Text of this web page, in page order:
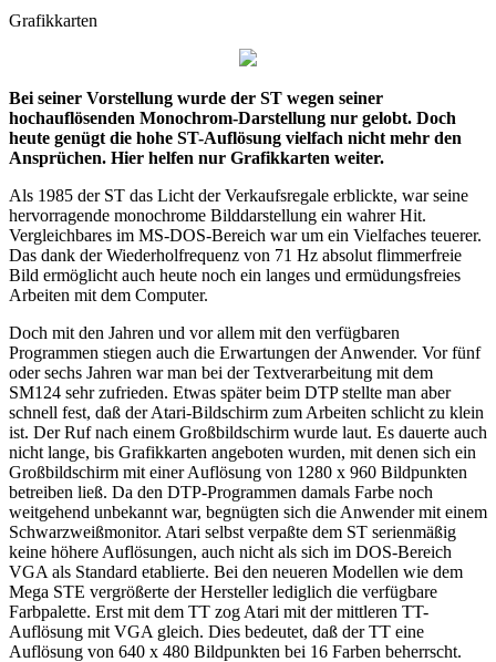
Grafikkarten
Bei seiner Vorstellung wurde der ST wegen seiner
hochauflösenden Monochrom-Darstellung nur gelobt. Doch
heute genügt die hohe ST-Auflösung vielfach nicht mehr den
Ansprüchen. Hier helfen nur Grafikkarten weiter.
Als 1985 der ST das Licht der Verkaufsregale erblickte, war seine
hervorragende monochrome Bilddarstellung ein wahrer Hit.
Vergleichbares im MS-DOS-Bereich war um ein Vielfaches teuerer.
Das dank der Wiederholfrequenz von 71 Hz absolut flimmerfreie
Bild ermöglicht auch heute noch ein langes und ermüdungsfreies
Arbeiten mit dem Computer.
Doch mit den Jahren und vor allem mit den verfügbaren
Programmen stiegen auch die Erwartungen der Anwender. Vor fünf
oder sechs Jahren war man bei der Textverarbeitung mit dem
SM124 sehr zufrieden. Etwas später beim DTP stellte man aber
schnell fest, daß der Atari-Bildschirm zum Arbeiten schlicht zu klein
ist. Der Ruf nach einem Großbildschirm wurde laut. Es dauerte auch
nicht lange, bis Grafikkarten angeboten wurden, mit denen sich ein
Großbildschirm mit einer Auflösung von 1280 x 960 Bildpunkten
betreiben ließ. Da den DTP-Programmen damals Farbe noch
weitgehend unbekannt war, begnügten sich die Anwender mit einem
Schwarzweißmonitor. Atari selbst verpaßte dem ST serienmäßig
keine höhere Auflösungen, auch nicht als sich im DOS-Bereich
VGA als Standard etablierte. Bei den neueren Modellen wie dem
Mega STE vergrößerte der Hersteller lediglich die verfügbare
Farbpalette. Erst mit dem TT zog Atari mit der mittleren TT-
Auflösung mit VGA gleich. Dies bedeutet, daß der TT eine
Auflösung von 640 x 480 Bildpunkten bei 16 Farben beherrscht.